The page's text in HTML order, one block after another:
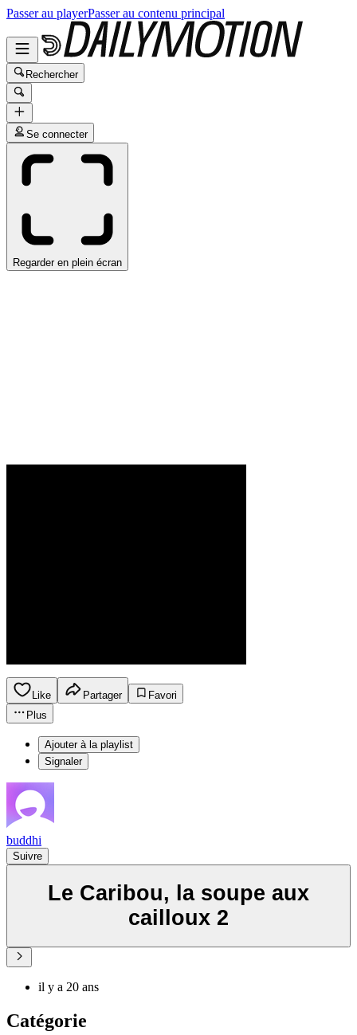
Passer au playerPasser au contenu principal
Rechercher
Se connecter
Regarder en plein écran
Like Partager
Favori
Plus
Ajouter à la playlist
Signaler
buddhi
Suivre
Le Caribou, la soupe aux
cailloux 2
il y a 20 ans
Catégorie